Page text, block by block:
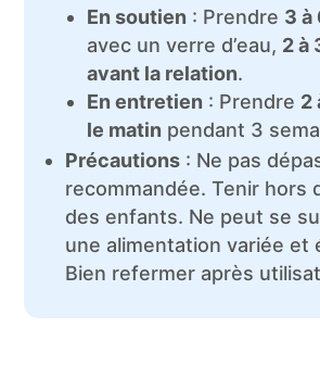
En soutien : Prendre 3 à
avec un verre d’eau, 2 à
avant la relation.
En entretien : Prendre 2
le matin pendant 3
Précautions : Ne pas
recommandée. Tenir hors
des enfants. Ne peut se
une alimentation variée et
Bien refermer après